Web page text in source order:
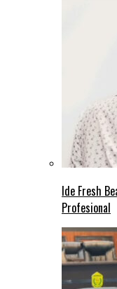
Ide Fresh
Profesional